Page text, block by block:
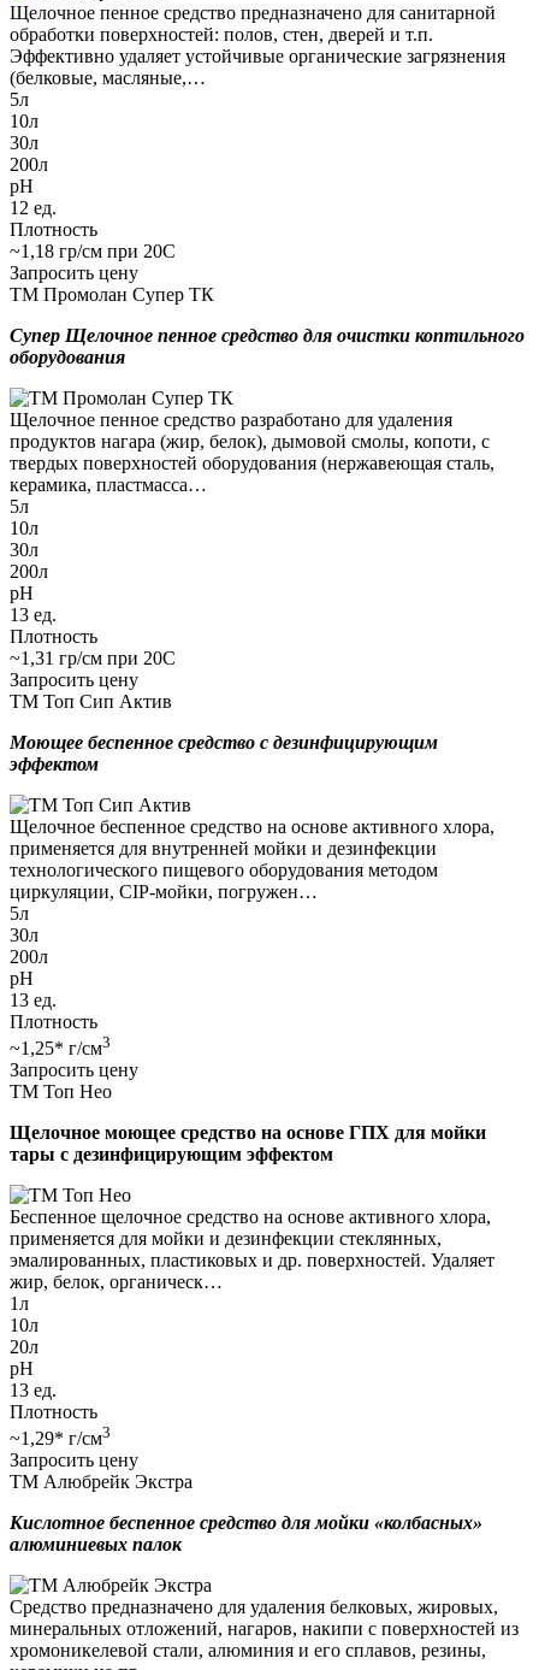
Щелочное пенное средство предназначено для санитарной
обработки поверхностей: полов, стен, дверей и т.п.
Эффективно удаляет устойчивые органические загрязнения
(белковые, масляные,…
5л
10л
30л
200л
pH
12 ед.
Плотность
~1,18 гр/см при 20С
Запросить цену
ТМ Промолан Супер ТК
Супер Щелочное пенное средство для очистки коптильного
оборудования
Щелочное пенное средство разработано для удаления
продуктов нагара (жир, белок), дымовой смолы, копоти, с
твердых поверхностей оборудования (нержавеющая сталь,
керамика, пластмасса…
5л
10л
30л
200л
pH
13 ед.
Плотность
~1,31 гр/см при 20С
Запросить цену
ТМ Топ Сип Актив
Моющее беспенное средство с дезинфицирующим
эффектом
Щелочное беспенное средство на основе активного хлора,
применяется для внутренней мойки и дезинфекции
технологического пищевого оборудования методом
циркуляции, CIP-мойки, погружен…
5л
30л
200л
pH
13 ед.
Плотность
~1,25* г/см3
Запросить цену
ТМ Топ Нео
Щелочное моющее средство на основе ГПХ для мойки
тары с дезинфицирующим эффектом
Беспенное щелочное средство на основе активного хлора,
применяется для мойки и дезинфекции стеклянных,
эмалированных, пластиковых и др. поверхностей. Удаляет
жир, белок, органическ…
1л
10л
20л
pH
13 ед.
Плотность
~1,29* г/см3
Запросить цену
ТМ Алюбрейк Экстра
Кислотное беспенное средство для мойки «колбасных»
алюминиевых палок
Средство предназначено для удаления белковых, жировых,
минеральных отложений, нагаров, накипи с поверхностей из
хромоникелевой стали, алюминия и его сплавов, резины,